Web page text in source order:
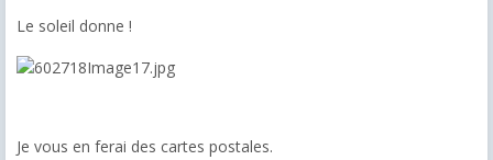
Le soleil donne !
Je vous en ferai des cartes postales.